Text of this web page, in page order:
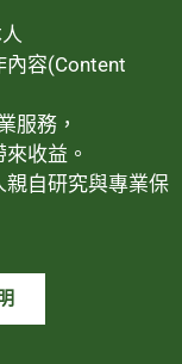
內容(Content
服務，
收益。
自研究與專業保